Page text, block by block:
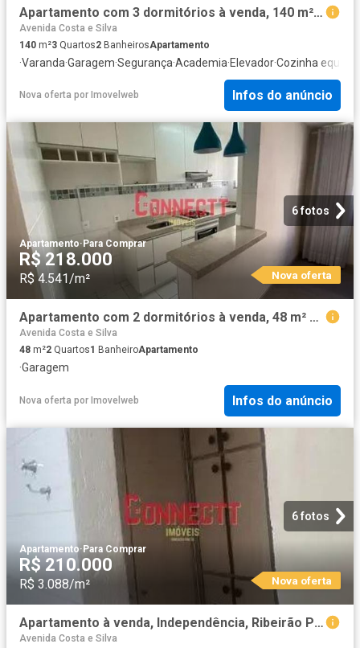
Apartamento com 3 dormitórios à venda, 140 m² por R$ 550.000,00 Jardim Paulistano Ribeirão Preto
Avenida Costa e Silva
140 m²3 Quartos2 BanheirosApartamento
·Varanda·Garagem·Segurança·Academia·Elevador·Cozinha
Nova oferta por Imovelweb Infos do anúncio
6 fotos
Apartamento·Para Comprar
R$ 218.000
R$ 4.541/m² Nova oferta
Apartamento com 2 dormitórios à venda, 48 m² por R$ 218.000 Reserva Sul Condomínio Resort Ribeir
Avenida Costa e Silva
48 m²2 Quartos1 BanheiroApartamento
·Garagem
Nova oferta por Imovelweb Infos do anúncio
6 fotos
Apartamento·Para Comprar
R$ 210.000
R$ 3.088/m² Nova oferta
Apartamento à venda, Independência, Ribeirão Preto, SP
Avenida Costa e Silva